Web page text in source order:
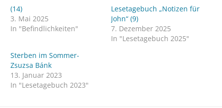
(14)
3. Mai 2025
In "Befindlichkeiten"
Lesetagebuch „Notizen für
John“ (9)
7. Dezember 2025
In "Lesetagebuch 2025"
Sterben im Sommer-
Zsuzsa Bánk
13. Januar 2023
In "Lesetagebuch 2023"